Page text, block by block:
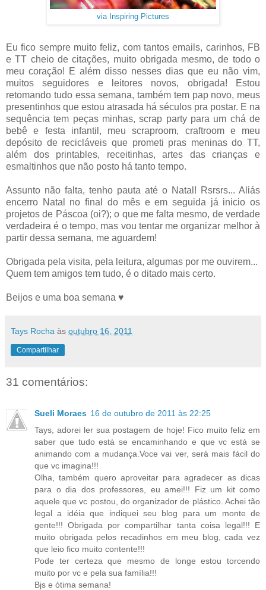
via Inspiring Pictures
Eu fico sempre muito feliz, com tantos emails, carinhos, FB
e TT cheio de citações, muito obrigada mesmo, de todo o
meu coração! E além disso nesses dias que eu não vim,
muitos seguidores e leitores novos, obrigada! Estou
retomando tudo essa semana, também tem pap novo, meus
presentinhos que estou atrasada há séculos pra postar. E na
sequência tem peças minhas, scrap party para um chá de
bebê e festa infantil, meu scraproom, craftroom e meu
depósito de recicláveis que prometi pras meninas do TT,
além dos printables, receitinhas, artes das crianças e
esmaltinhos que não posto há tanto tempo.
Assunto não falta, tenho pauta até o Natal! Rsrsrs... Aliás
encerro Natal no final do mês e em seguida já inicio os
projetos de Páscoa (oi?); o que me falta mesmo, de verdade
verdadeira é o tempo, mas vou tentar me organizar melhor à
partir dessa semana, me aguardem!
Obrigada pela visita, pela leitura, algumas por me ouvirem...
Quem tem amigos tem tudo, é o ditado mais certo.
Beijos e uma boa semana ♥
Tays Rocha às outubro 16, 2011
Compartilhar
31 comentários:
Sueli Moraes 16 de outubro de 2011 às 22:25
Tays, adorei ler sua postagem de hoje! Fico muito feliz em
saber que tudo está se encaminhando e que vc está se
animando com a mudança.Voce vai ver, será mais fácil do
que vc imagina!!!
Olha, também quero aproveitar para agradecer as dicas
para o dia dos professores, eu amei!!! Fiz um kit como
aquele que vc postou, do organizador de plástico. Achei tão
legal a idéia que indiquei seu blog para um monte de
gente!!! Obrigada por compartilhar tanta coisa legal!!! E
muito obrigada pelos recadinhos em meu blog, cada vez
que leio fico muito contente!!!
Pode ter certeza que mesmo de longe estou torcendo
muito por vc e pela sua família!!!
Bjs e ótima semana!